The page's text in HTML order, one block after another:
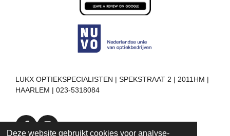
Deze website gebruikt cookies voor analyse-
LUKX OPTIEKSPECIALISTEN | SPEKSTRAAT 2 | 2011HM |
HAARLEM | 023-5318084
F
I